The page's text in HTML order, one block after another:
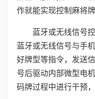
作就能实现控制麻将
蓝牙或无线信号
蓝牙或无线信号与手
好牌型等指令，发送
号后驱动内部微型电
码牌过程中进行干预